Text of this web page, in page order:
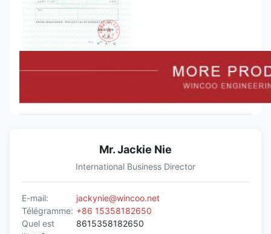
Mr. Jackie Nie
International Business Director
E-mail:
jackynie@wincoo.net
Télégramme: +86 15358182650
Quel est
8615358182650